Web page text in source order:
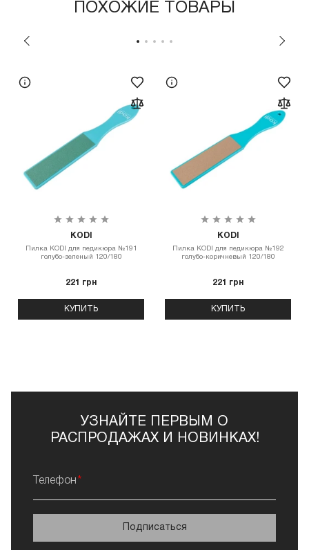
ПОХОЖИЕ ТОВАРЫ
KODI
Пилка КODI для педикюра №191
голубо-зеленый 120/180
221 грн
КУПИТЬ
KODI
Пилка КODI для педикюра №192
голубо-коричневый 120/180
221 грн
КУПИТЬ
УЗНАЙТЕ ПЕРВЫМ О
РАСПРОДАЖАХ И НОВИНКАХ!
Телефон
Подписаться